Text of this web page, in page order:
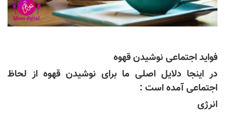
فواید اجتماعی نوشیدن قهوه
در اینجا دلایل اصلی ما برای نوشیدن قهوه از لحاظ
اجتماعی آمده است :
انرژی